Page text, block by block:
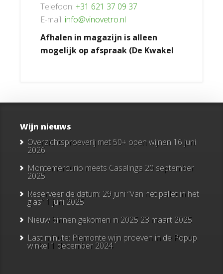
Telefoon: +31 621 37 09 37
E-mail: info@vinovetro.nl
Afhalen in magazijn is alleen
mogelijk op afspraak (De Kwakel
Wijn nieuws
Overzichtsproeverij met 50+ open wijnen 16 juni
2026
Montemercurio meets Casalinga 20 september
2025
Reserveer de datum: 29 juni “Van het pallet in het
glas” 1 juni 2025
Nieuw binnen gekomen in 2025 23 maart 2025
Last minute: Piemonte wijn proeven in de Popup
winkel 1 december 2024